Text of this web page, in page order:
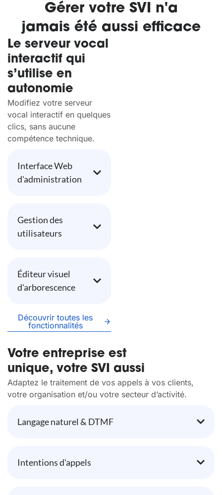
Gérer votre SVI n'a
jamais été aussi efficace
Le serveur vocal
interactif qui
s’utilise en
autonomie
Modifiez votre serveur
vocal interactif en quelques
clics, sans aucune
compétence technique.
Interface Web
d'administration
Gestion des
utilisateurs
Éditeur visuel
d'arborescence
Découvrir toutes les
fonctionnalités
Votre entreprise est
unique, votre SVI aussi
Adaptez le traitement de vos appels à vos clients,
votre organisation et/ou votre secteur d’activité.
Langage naturel & DTMF
Intentions d'appels